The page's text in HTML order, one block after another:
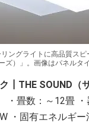
ングライトに高品質ス
ズ）」。画像はパネルタ
┃THE SOUND（
・畳数：～12畳
・固有エネルギー